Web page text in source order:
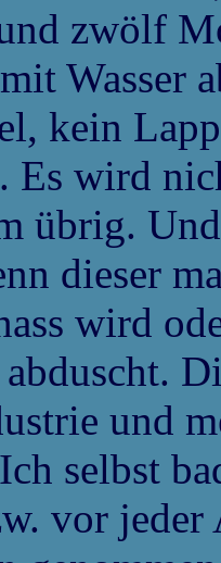
zwölf
Wasser
kein
Es wird
übrig.
dieser
wird
abduscht.
und
selbst
vor